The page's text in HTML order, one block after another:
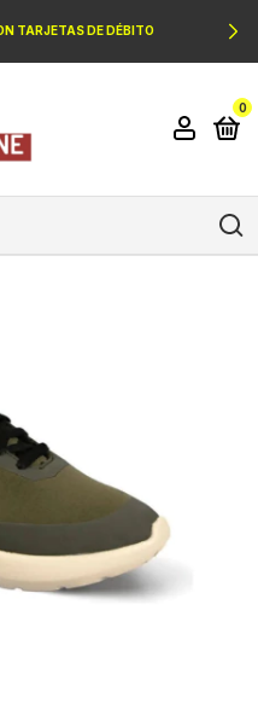
TARJETAS DE DÉBITO
0